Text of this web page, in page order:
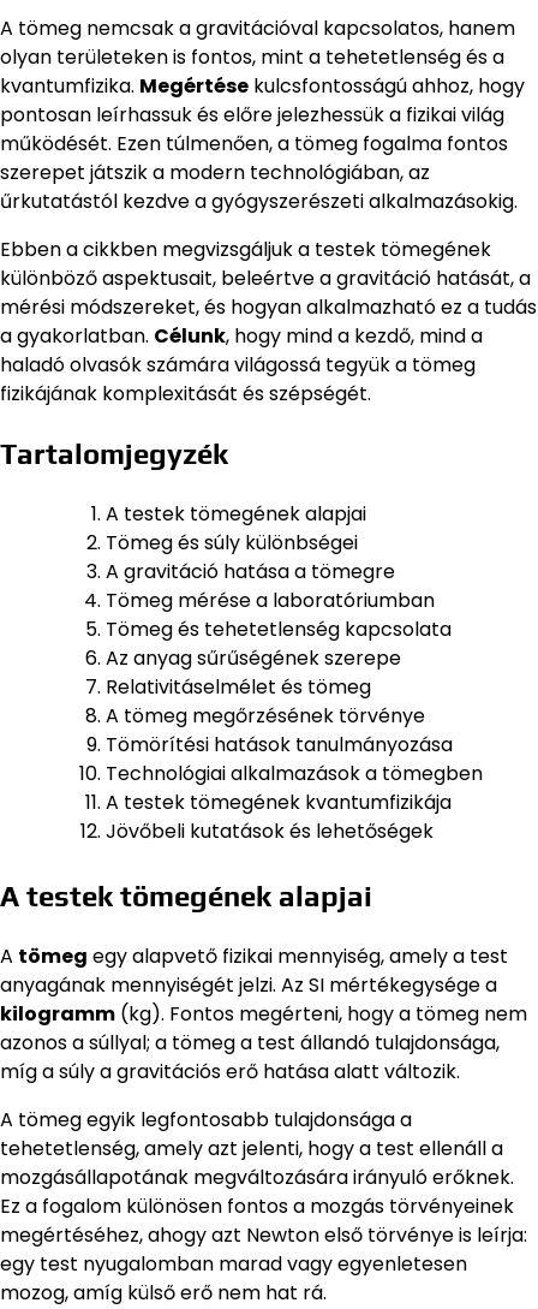
A tömeg nemcsak a gravitációval kapcsolatos, hanem
olyan területeken is fontos, mint a tehetetlenség és a
kvantumfizika. Megértése kulcsfontosságú ahhoz, hogy
pontosan leírhassuk és előre jelezhessük a fizikai világ
működését. Ezen túlmenően, a tömeg fogalma fontos
szerepet játszik a modern technológiában, az
űrkutatástól kezdve a gyógyszerészeti alkalmazásokig.
Ebben a cikkben megvizsgáljuk a testek tömegének
különböző aspektusait, beleértve a gravitáció hatását, a
mérési módszereket, és hogyan alkalmazható ez a tudás
a gyakorlatban. Célunk, hogy mind a kezdő, mind a
haladó olvasók számára világossá tegyük a tömeg
fizikájának komplexitását és szépségét.
Tartalomjegyzék
A testek tömegének alapjai
Tömeg és súly különbségei
A gravitáció hatása a tömegre
Tömeg mérése a laboratóriumban
Tömeg és tehetetlenség kapcsolata
Az anyag sűrűségének szerepe
Relativitáselmélet és tömeg
A tömeg megőrzésének törvénye
Tömörítési hatások tanulmányozása
Technológiai alkalmazások a tömegben
A testek tömegének kvantumfizikája
Jövőbeli kutatások és lehetőségek
A testek tömegének alapjai
A tömeg egy alapvető fizikai mennyiség, amely a test
anyagának mennyiségét jelzi. Az SI mértékegysége a
kilogramm (kg). Fontos megérteni, hogy a tömeg nem
azonos a súllyal; a tömeg a test állandó tulajdonsága,
míg a súly a gravitációs erő hatása alatt változik.
A tömeg egyik legfontosabb tulajdonsága a
tehetetlenség, amely azt jelenti, hogy a test ellenáll a
mozgásállapotának megváltozására irányuló erőknek.
Ez a fogalom különösen fontos a mozgás törvényeinek
megértéséhez, ahogy azt Newton első törvénye is leírja:
egy test nyugalomban marad vagy egyenletesen
mozog, amíg külső erő nem hat rá.